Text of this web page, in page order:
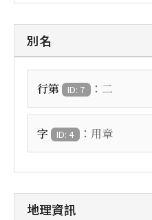
別名
行第 ID: 7 ： 二
字 ID: 4 ： 用章
地理資訊